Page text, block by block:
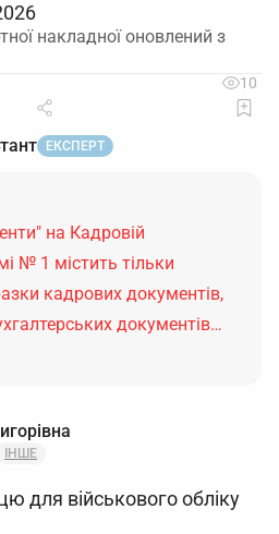
накладної оновлений з
10
ЕКСПЕРТ
на Кадровій
№ 1 містить тільки
кадрових документів,
документів…
ІНШЕ
для військового обліку